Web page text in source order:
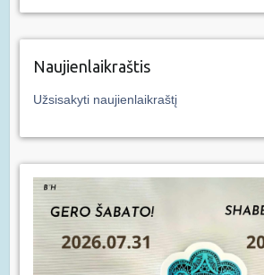
Naujienlaikraštis
Užsisakyti naujienlaikraštį